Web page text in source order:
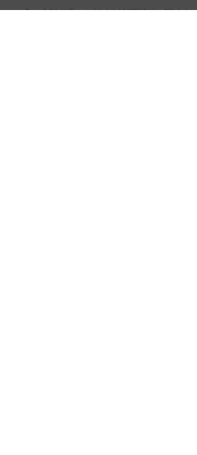
依據「消費者保護